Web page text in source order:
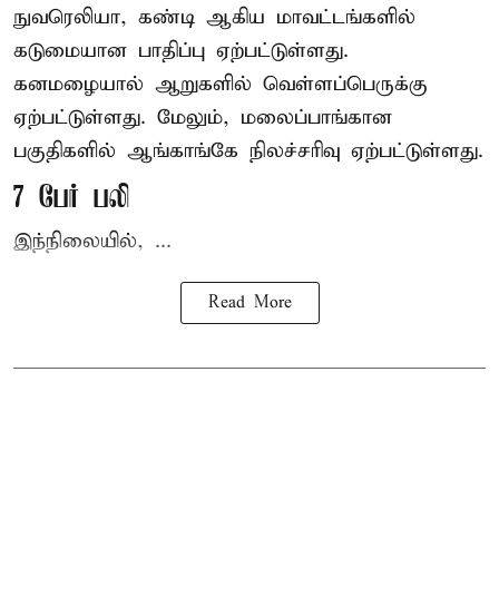
நுவரெலியா, கண்டி ஆகிய மாவட்டங்களில்
கடுமையான பாதிப்பு ஏற்பட்டுள்ளது.
கனமழையால் ஆறுகளில் வெள்ளப்பெருக்கு
ஏற்பட்டுள்ளது. மேலும், மலைப்பாங்கான
பகுதிகளில் ஆங்காங்கே நிலச்சரிவு ஏற்பட்டுள்ளது.
7 பேர் பலி
இந்நிலையில், ...
Read More